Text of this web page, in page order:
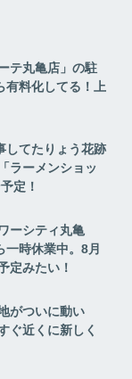
テ丸亀店」の駐
有料化してる！上
してたりょう花跡
ラーメンショッ
定！
ーシティ丸亀
一時休業中。8月
定みたい！
がついに動い
ぐ近くに新しく